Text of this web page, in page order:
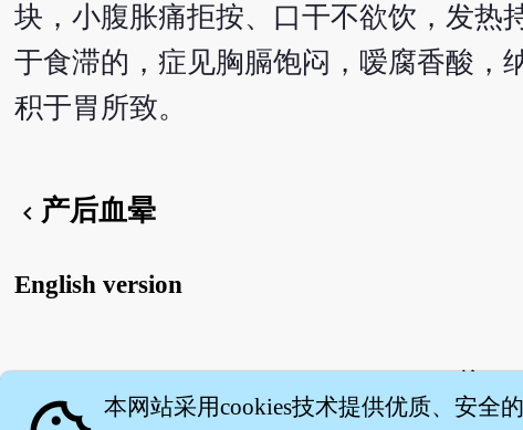
块，小腹胀痛拒按、口干不欲饮，发热
于食滞的，症见胸膈饱闷，嗳腐香酸，
积于胃所致。
chevron_left 产后血晕
English version
本网站采用cookies技术提供优质、安全